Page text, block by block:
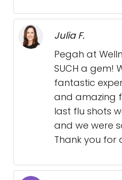
Julia F.
Pegah at
SUCH a gem!
fantastic
and amazing
last flu shots
and we were
Thank you for